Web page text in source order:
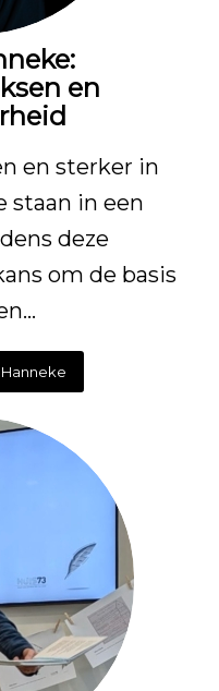
en
en sterker in
staan in een
deze
om de basis